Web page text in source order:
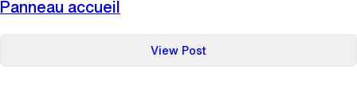
Panneau accueil
View Post:
Panneau